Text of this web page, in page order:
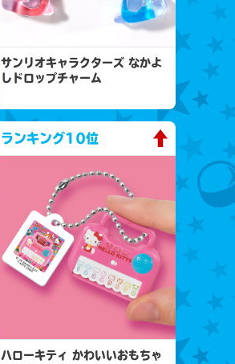
サンリオキャラクターズ なかよ
しドロップチャーム
ランキング10位
ハローキティ かわいいおもちゃ